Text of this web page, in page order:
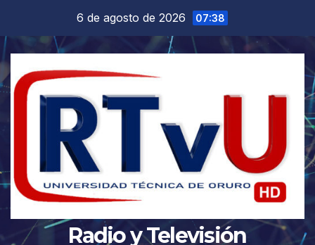
contenido
6 de agosto de 2026 07:38
Radio y Televisión